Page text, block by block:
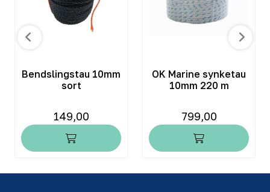
Bendslingstau 10mm
sort
149,00
OK Marine synketau
10mm 220 m
799,00